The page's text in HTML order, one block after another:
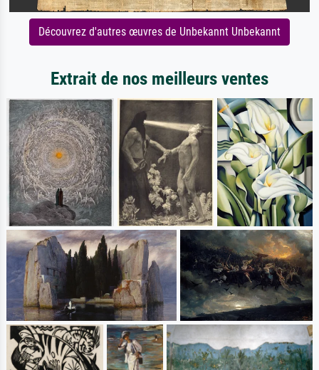
Découvrez d'autres œuvres de Unbekannt Unbekannt
Extrait de nos meilleurs ventes